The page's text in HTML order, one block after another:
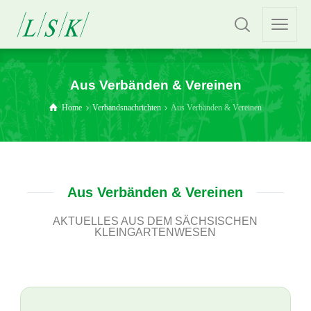
Aus Verbänden & Vereinen
Home Verbandsnachrichten Aus Verbänden & Vereinen
Aus Verbänden & Vereinen
AKTUELLES AUS DEM SÄCHSISCHEN
KLEINGARTENWESEN